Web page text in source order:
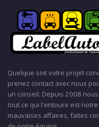
Quelque soit votre projet
prenez contact avec nous
un conseil. Depuis 2008
tout ce qui l'entoure est
mauvaises affaires, faites